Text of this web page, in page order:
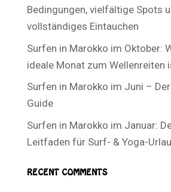
Bedingungen, vielfältige Spots
vollständiges Eintauchen
Surfen in Marokko im Oktober:
ideale Monat zum Wellenreiten
Surfen in Marokko im Juni –
Guide
Surfen in Marokko im Januar:
Leitfaden für Surf- & Yoga-
RECENT COMMENTS